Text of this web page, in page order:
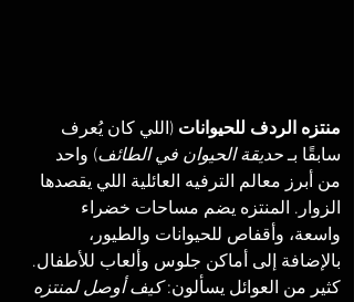
منتزه الردف للحيوانات (اللي كان يُعرف
سابقًا بـ حديقة الحيوان في الطائف) واحد
من أبرز معالم الترفيه العائلية اللي يقصدها
الزوار. المنتزه يضم مساحات خضراء
واسعة، وأقفاص للحيوانات والطيور،
بالإضافة إلى أماكن جلوس وألعاب للأطفال.
كثير من العوائل يسألون: كيف أوصل لمنتزه